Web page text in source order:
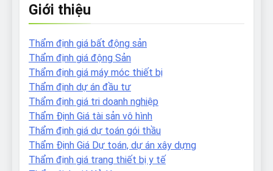
Giới thiệu
Thẩm định giá bất động sản
Thẩm định giá động Sản
Thẩm định giá máy móc thiết bị
Thẩm định dự án đầu tư
Thẩm định giá tri doanh nghiệp
Thẩm Định Giá tài sản vô hình
Thẩm định giá dự toán gói thầu
Thẩm Định Giá Dự toán, dự án xây dựng
Thẩm định giá trang thiết bị y tế